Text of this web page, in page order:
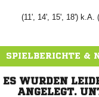
(11', 14', 15', 18') k.A.
SPIELBERICHTE &
ES WURDEN
ANGELEGT.